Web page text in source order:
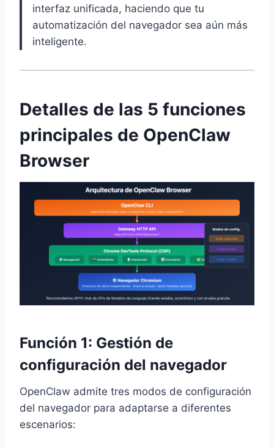
interfaz unificada, haciendo que tu
automatización del navegador sea aún más
inteligente.
Detalles de las 5 funciones
principales de OpenClaw
Browser
Función 1: Gestión de
configuración del navegador
OpenClaw admite tres modos de configuración
del navegador para adaptarse a diferentes
escenarios: